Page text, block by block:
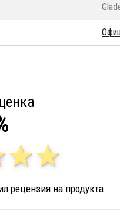
рецензия на продукта